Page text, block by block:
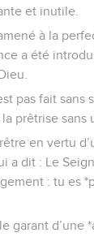
et inutile.
à la
a été
pas fait sans
prêtrise sans
en vertu
a dit : Le
: tu es
garant d’une